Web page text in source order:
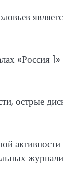
«Россия
острые